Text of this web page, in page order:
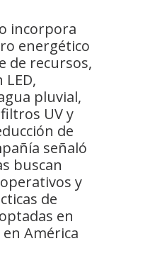
incorpora
energético
de recursos,
pluvial,
UV y
de
señaló
buscan
y
de
en
América